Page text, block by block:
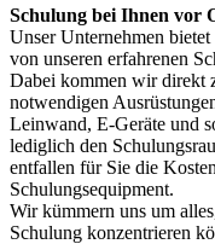
Schulung bei Ihnen vor
Unser Unternehmen
von unseren erfahrenen
Dabei kommen wir direkt
notwendigen
Leinwand, E-Geräte und
lediglich den
entfallen für Sie die
Schulungsequipment.
Wir kümmern uns um
Schulung konzentrieren